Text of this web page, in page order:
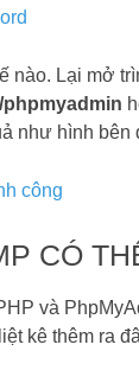
nào. Lại mở
như hình
CÓ
và
kê thêm ra